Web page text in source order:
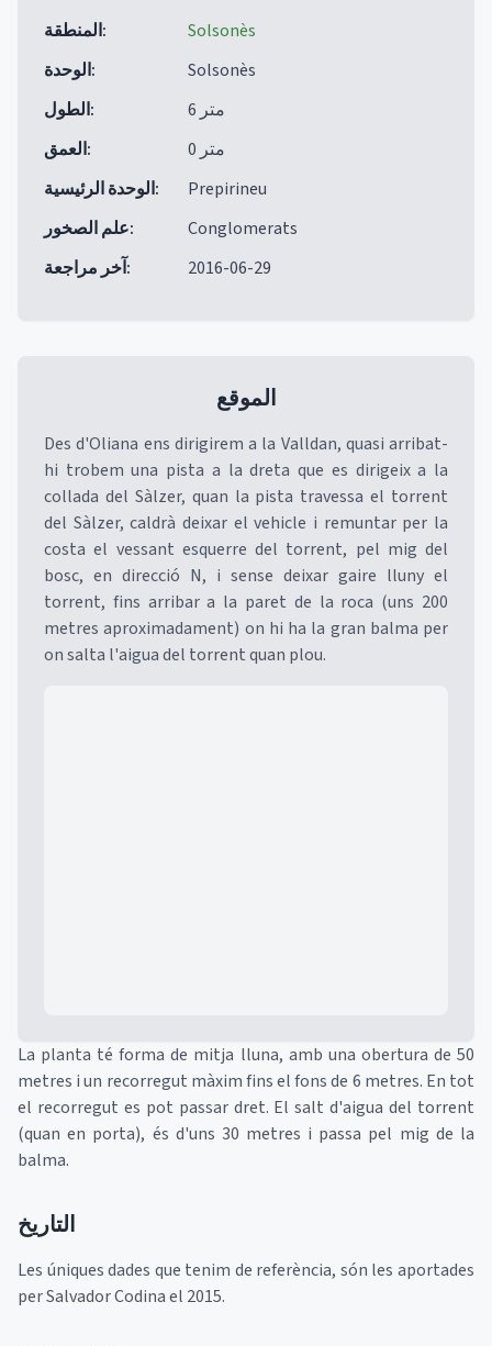
المنطقة:
Solsonès
الوحدة:
Solsonès
الطول:
6 متر
العمق:
0 متر
الوحدة الرئيسية:
Prepirineu
علم الصخور:
Conglomerats
آخر مراجعة: 2016-06-29
الموقع
Des d'Oliana ens dirigirem a la Valldan, quasi arribat-
hi trobem una pista a la dreta que es dirigeix a la
collada del Sàlzer, quan la pista travessa el torrent
del Sàlzer, caldrà deixar el vehicle i remuntar per la
costa el vessant esquerre del torrent, pel mig del
bosc, en direcció N, i sense deixar gaire lluny el
torrent, fins arribar a la paret de la roca (uns 200
metres aproximadament) on hi ha la gran balma per
on salta l'aigua del torrent quan plou.
La planta té forma de mitja lluna, amb una obertura de 50
metres i un recorregut màxim fins el fons de 6 metres. En tot
el recorregut es pot passar dret. El salt d'aigua del torrent
(quan en porta), és d'uns 30 metres i passa pel mig de la
balma.
التاريخ
Les úniques dades que tenim de referència, són les aportades
per Salvador Codina el 2015.